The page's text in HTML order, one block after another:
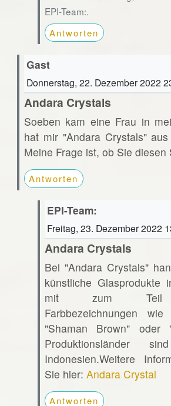
EPI-Team:.
Antworten
Gast
Donnerstag, 22. Dezember 2022
Andara Crystals
Soeben kam eine Frau in
hat mir "Andara Crystals"
Meine Frage ist, ob Sie diesen
Antworten
EPI-Team:
Freitag, 23. Dezember 2022
Andara Crystals
Bei "Andara Crystals"
künstliche Glasprodukte
mit zum Teil
Farbbezeichnungen
"Shaman Brown" oder
Produktionsländer
Indonesien.Weitere
Sie hier: Andara Crystal
Antworten